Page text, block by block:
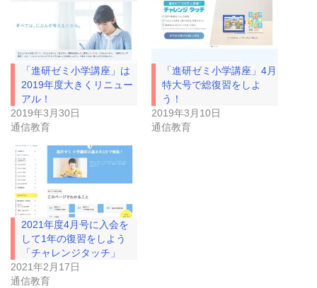
t
r
で
共
有
(
新
し
い
ウ
ン
ウ
で
開
き
ま
)
共
す
る
に
は
ク
リ
ク
し
だ
さ
い
(
新
し
い
ウ
ィ
ン
ド
ウ
で
開
き
「進研ゼミ小学講座」は
2019年度大きくリニュー
アル！
2019年3月30日
通信教育
「進研ゼミ小学講座」4月
特大号で総復習をしよ
う！
2019年3月10日
通信教育
2021年度4月号に入会を
して1年の復習をしよう
「チャレンジタッチ」
2021年2月17日
通信教育